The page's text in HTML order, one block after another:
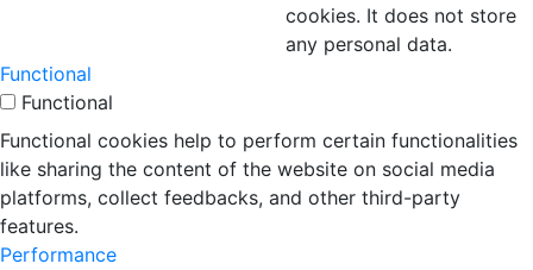
cookies. It does not store
any personal data.
Functional
Functional
Functional cookies help to perform certain functionalities
like sharing the content of the website on social media
platforms, collect feedbacks, and other third-party
features.
Performance